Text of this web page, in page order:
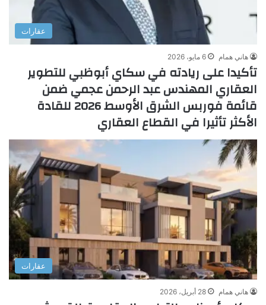
عقارات
هاني همام 6 مايو، 2026
تأكيدا على ريادته في سكاي أبوظبي للتطوير
العقاري المهندس عبد الرحمن عجمي ضمن
قائمة فوربس الشرق الأوسط 2026 للقادة
الأكثر تأثيرا في القطاع العقاري
عقارات
هاني همام 28 أبريل، 2026